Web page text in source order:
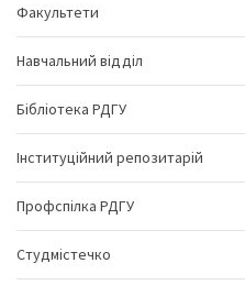
Факультети
Навчальний відділ
Бібліотека РДГУ
Інституційний репозитарій
Профспілка РДГУ
Студмістечко